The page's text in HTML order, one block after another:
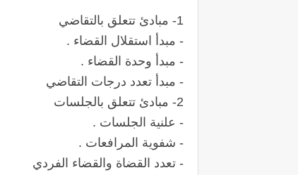
1- مبادئ تتعلق بالتقاضي
- مبدأ استقلال القضاء .
- مبدأ وحدة القضاء .
- مبدأ تعدد درجات التقاضي
2- مبادئ تتعلق بالجلسات
- علنية الجلسات .
- شفوية المرافعات .
- تعدد القضاة والقضاء الفردي